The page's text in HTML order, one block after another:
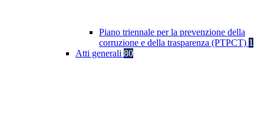
Piano triennale per la prevenzione della
corruzione e della trasparenza (PTPCT) 1
Atti generali 80